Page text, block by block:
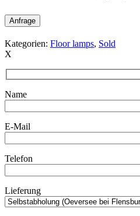
Anfrage
Kategorien: Floor lamps, Sold
X
Name
E-Mail
Telefon
Lieferung